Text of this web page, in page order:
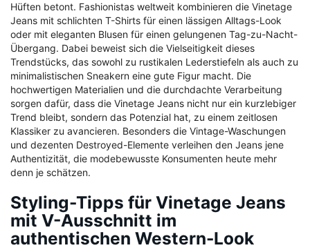
Hüften betont. Fashionistas weltweit kombinieren die Vinetage
Jeans mit schlichten T-Shirts für einen lässigen Alltags-Look
oder mit eleganten Blusen für einen gelungenen Tag-zu-Nacht-
Übergang. Dabei beweist sich die Vielseitigkeit dieses
Trendstücks, das sowohl zu rustikalen Lederstiefeln als auch zu
minimalistischen Sneakern eine gute Figur macht. Die
hochwertigen Materialien und die durchdachte Verarbeitung
sorgen dafür, dass die Vinetage Jeans nicht nur ein kurzlebiger
Trend bleibt, sondern das Potenzial hat, zu einem zeitlosen
Klassiker zu avancieren. Besonders die Vintage-Waschungen
und dezenten Destroyed-Elemente verleihen den Jeans jene
Authentizität, die modebewusste Konsumenten heute mehr
denn je schätzen.
Styling-Tipps für Vinetage Jeans
mit V-Ausschnitt im
authentischen Western-Look